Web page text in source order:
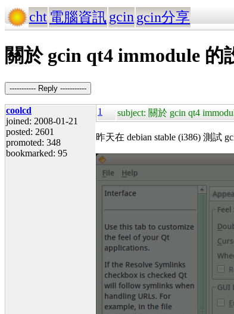
cht 電腦資訊 gcin gcin分享
關於 gcin qt4 immodule 的
----------- Reply -----------
coolcd
joined: 2008-01-21
posted: 2601
promoted: 348
bookmarked: 95
1 subject: 關於 gcin qt4
昨天在 debian stable (i386) 測試